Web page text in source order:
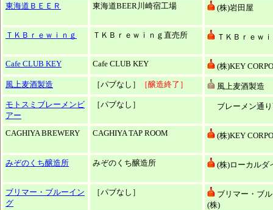
東海道ＢＥＥＲ 東海道BEER川崎宿工場 (株)岩田屋
ＴＫＢｒｅｗｉｎｇ ＴＫＢｒｅｗｉｎｇ直売所 ＴＫＢｒｅｗ
Cafe CLUB KEY Cafe CLUB KEY
(株)KEY
風上麦酒製造
［パブなし］ ［醸造終了］
風上麦酒製造
モトスミブレーメンビ
アー
［パブなし］ ブレーメン通
CAGHIYA BREWERY CAGHIYA TAP ROOM (株)KEY
みぞのくち醸造所 みぞのくち醸造所 (株)ローカルダ
ブリマー・ブルーイン
グ
［パブなし］
ブリマー・ブ
(株)